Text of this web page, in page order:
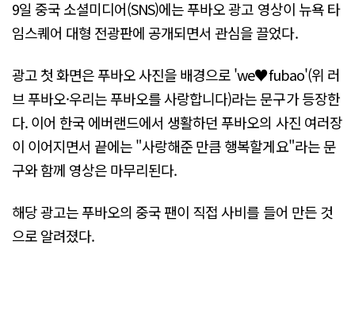
9일 중국 소셜미디어(SNS)에는 푸바오 광고 영상이 뉴욕 타
임스퀘어 대형 전광판에 공개되면서 관심을 끌었다.
광고 첫 화면은 푸바오 사진을 배경으로 'we♥fubao'(위 러
브 푸바오·우리는 푸바오를 사랑합니다)라는 문구가 등장한
다. 이어 한국 에버랜드에서 생활하던 푸바오의 사진 여러장
이 이어지면서 끝에는 "사랑해준 만큼 행복할게요"라는 문
구와 함께 영상은 마무리된다.
해당 광고는 푸바오의 중국 팬이 직접 사비를 들어 만든 것
으로 알려졌다.